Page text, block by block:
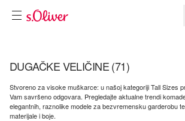
DUGAČKE VELIČINE(71)
Stvoreno za visoke muškarce: u našoj kategoriji Tall Sizes
Vam savršeno odgovara. Pregledajte aktualne trendi
elegantnih, raznolike modele za bezvremensku garderobu
materijale i boje.